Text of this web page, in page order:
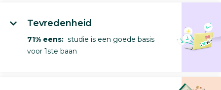
Tevredenheid
71% eens: studie is een goede basis
voor 1ste baan